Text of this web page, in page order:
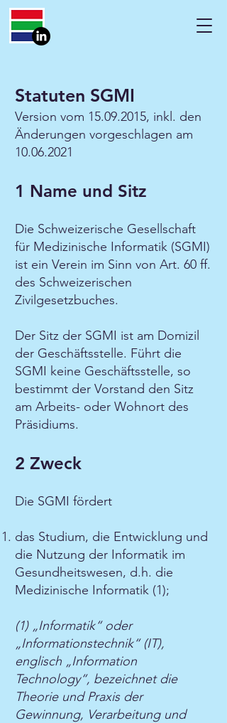
Statuten SGMI
Version vom 15.09.2015, inkl. den
Änderungen vorgeschlagen am
10.06.2021
1 Name und Sitz
Die Schweizerische Gesellschaft
für Medizinische Informatik (SGMI)
ist ein Verein im Sinn von Art. 60 ff.
des Schweizerischen
Zivilgesetzbuches.
Der Sitz der SGMI ist am Domizil
der Geschäftsstelle. Führt die
SGMI keine Geschäftsstelle, so
bestimmt der Vorstand den Sitz
am Arbeits- oder Wohnort des
Präsidiums.
2 Zweck
Die SGMI fördert
das Studium, die Entwicklung und
die Nutzung der Informatik im
Gesundheitswesen, d.h. die
Medizinische Informatik (1);
(1) „Informatik“ oder
„Informationstechnik“ (IT),
englisch „Information
Technology“, bezeichnet die
Theorie und Praxis der
Gewinnung, Verarbeitung und